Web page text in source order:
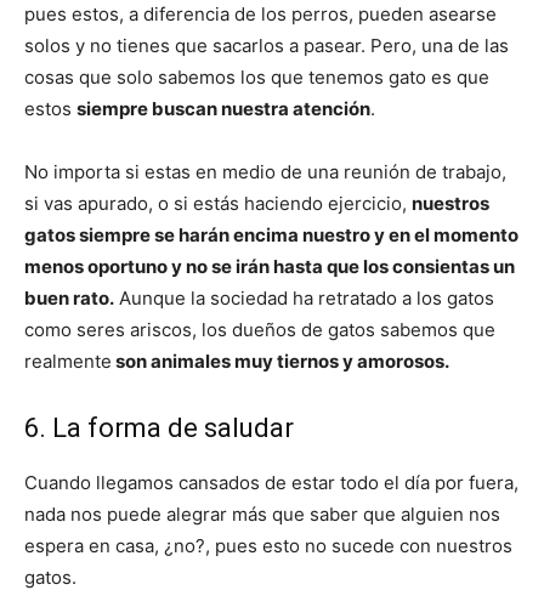
pues estos, a diferencia de los perros, pueden asearse
solos y no tienes que sacarlos a pasear. Pero, una de las
cosas que solo sabemos los que tenemos gato es que
estos siempre buscan nuestra atención.
No importa si estas en medio de una reunión de trabajo,
si vas apurado, o si estás haciendo ejercicio, nuestros
gatos siempre se harán encima nuestro y en el momento
menos oportuno y no se irán hasta que los consientas un
buen rato. Aunque la sociedad ha retratado a los gatos
como seres ariscos, los dueños de gatos sabemos que
realmente son animales muy tiernos y amorosos.
6. La forma de saludar
Cuando llegamos cansados de estar todo el día por fuera,
nada nos puede alegrar más que saber que alguien nos
espera en casa, ¿no?, pues esto no sucede con nuestros
gatos.